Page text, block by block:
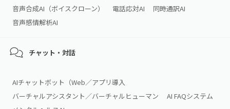
音声合成AI（ボイスクローン）
電話応対AI
同時通訳AI
音声感情解析AI
チャット・対話
AIチャットボット（Web／アプリ導入
バーチャルアシスタント／バーチャルヒューマン
AI FAQシステム